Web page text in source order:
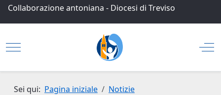
Collaborazione antoniana - Diocesi di Treviso
Mobile Menu Toggle
Sei qui: Pagina iniziale
Notizie